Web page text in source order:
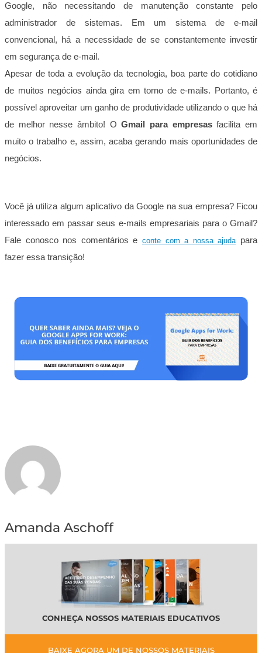
Google, não necessitando de manutenção constante pelo
administrador de sistemas. Em um sistema de e-mail
convencional, há a necessidade de se constantemente investir
em segurança de e-mail.
Apesar de toda a evolução da tecnologia, boa parte do cotidiano
de muitos negócios ainda gira em torno de e-mails. Portanto, é
possível aproveitar um ganho de produtividade utilizando o que há
de melhor nesse âmbito! OGmail para empresasfacilita em
muito o trabalho e, assim, acaba gerando mais oportunidades de
negócios.
Você já utiliza algum aplicativo da Google na sua empresa? Ficou
interessado em passar seus e-mails empresariais para o Gmail?
Fale conosco nos comentários e conte com a nossa ajuda para
fazer essa transição!
Amanda Aschoff
CONHEÇA NOSSOS MATERIAIS EDUCATIVOS
BAIXE AGORA UM DE NOSSOS MATERIAIS